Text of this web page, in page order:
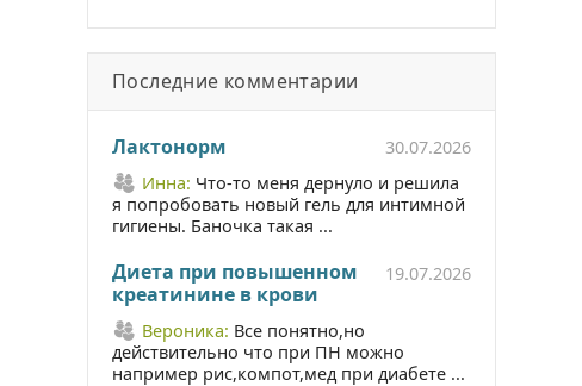
Последние комментарии
Лактонорм
30.07.2026
Инна: Что-то меня дернуло и решила
я попробовать новый гель для интимной
гигиены. Баночка такая ...
Диета при повышенном
креатинине в крови
19.07.2026
Вероника: Все понятно,но
действительно что при ПН можно
например рис,компот,мед при диабете ...